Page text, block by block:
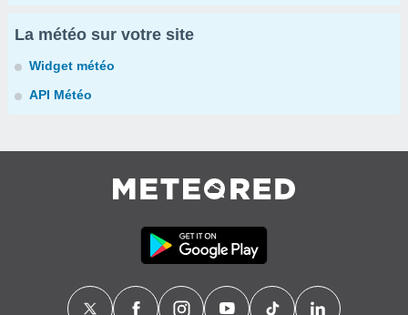
La météo sur votre site
Widget météo
API Météo